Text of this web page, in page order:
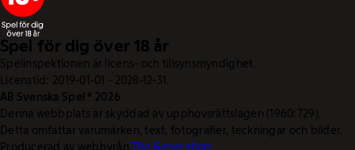
Spel för dig över 18 år
Spelinspektionen är licens- och tillsynsmyndighet.
Licenstid: 2019-01-01 - 2028-12-31.
AB Svenska Spel © 2026
Denna webbplats är skyddad av upphovsrättslagen (1960:729).
Detta omfattar varumärken, text, fotografier, teckningar och bilder.